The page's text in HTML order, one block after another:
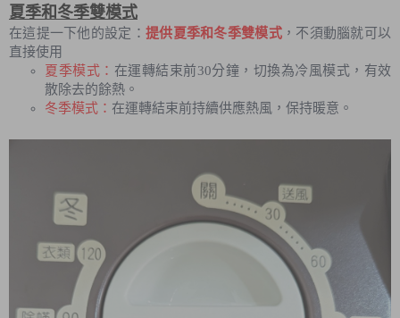
夏季和冬季雙模式
在這提一下他的設定： 提供夏季和冬季雙模式，不須動腦就可以
直接使用
夏季模式： 在運轉結束前30分鐘，切換為冷風模式，有效
散除去的餘熱。
冬季模式： 在運轉結束前持續供應熱風，保持暖意。